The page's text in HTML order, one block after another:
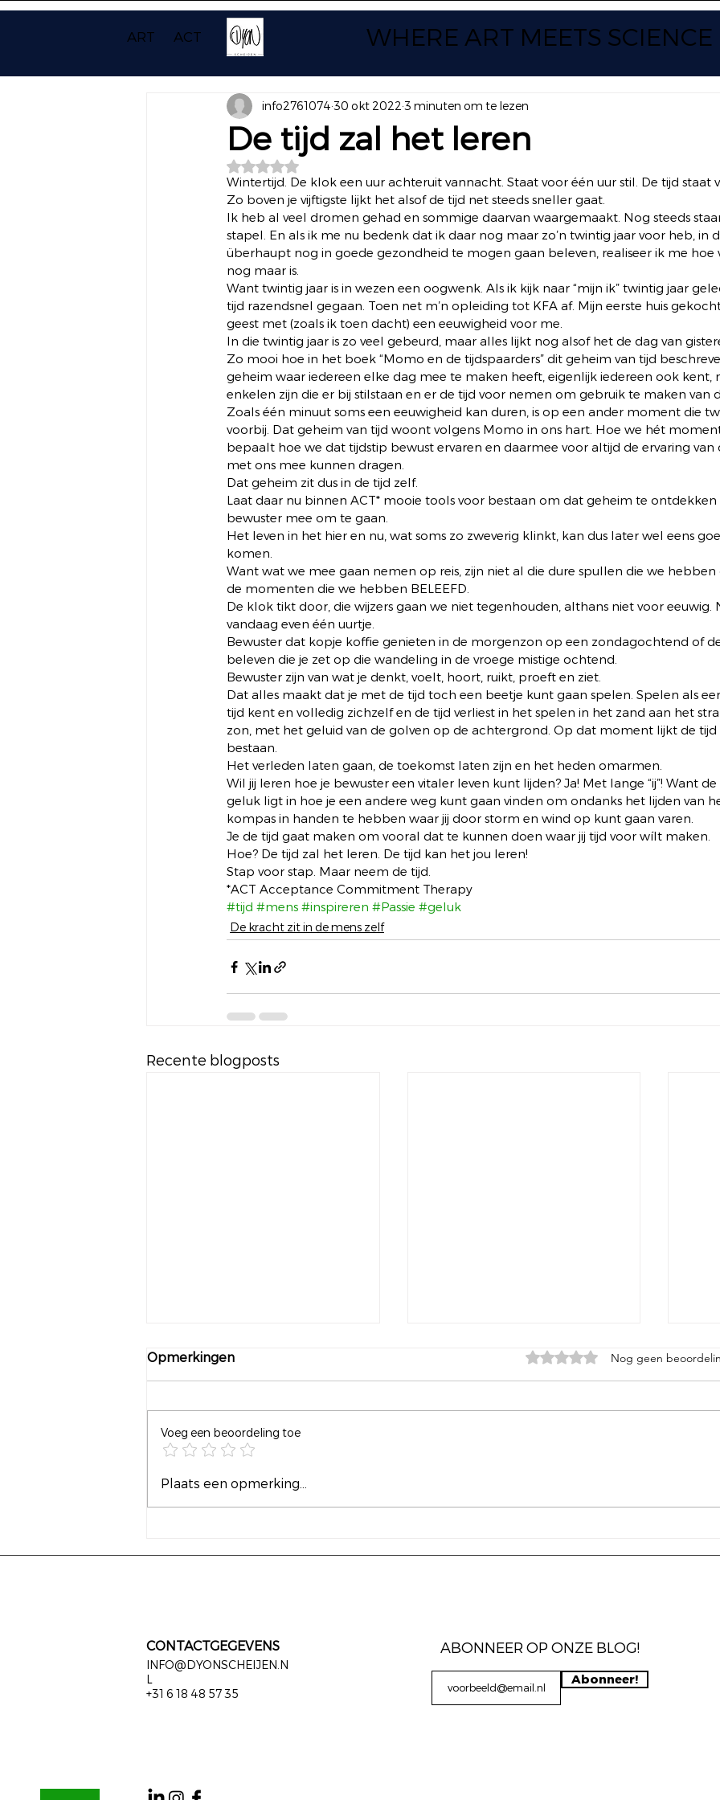
ART ACT WHERE ART MEETS SCIENCE
De tijd zal het leren
info2761074 30 okt 2022 3 minuten om te lezen
Beoordeeld met NaN uit 5 sterren.
Wintertijd. De klok een uur achteruit vannacht. Staat voor één uur stil. De tijd staat
Zo boven je vijftigste lijkt het alsof de tijd net steeds sneller gaat.
Ik heb al veel dromen gehad en sommige daarvan waargemaakt. Nog steeds
stapel. En als ik me nu bedenk dat ik daar nog maar zo’n twintig jaar voor heb, in
überhaupt nog in goede gezondheid te mogen gaan beleven, realiseer ik me hoe
nog maar is.
Want twintig jaar is in wezen een oogwenk. Als ik kijk naar “mijn ik” twintig jaar
tijd razendsnel gegaan. Toen net m’n opleiding tot KFA af. Mijn eerste huis
geest met (zoals ik toen dacht) een eeuwigheid voor me.
In die twintig jaar is zo veel gebeurd, maar alles lijkt nog alsof het de dag van
Zo mooi hoe in het boek “Momo en de tijdspaarders” dit geheim van tijd
geheim waar iedereen elke dag mee te maken heeft, eigenlijk iedereen ook kent,
enkelen zijn die er bij stilstaan en er de tijd voor nemen om gebruik te maken
Zoals één minuut soms een eeuwigheid kan duren, is op een ander moment die
voorbij. Dat geheim van tijd woont volgens Momo in ons hart. Hoe we hét
bepaalt hoe we dat tijdstip bewust ervaren en daarmee voor altijd de ervaring
met ons mee kunnen dragen.
Dat geheim zit dus in de tijd zelf.
Laat daar nu binnen ACT* mooie tools voor bestaan om dat geheim te
bewuster mee om te gaan.
Het leven in het hier en nu, wat soms zo zweverig klinkt, kan dus later wel eens
komen.
Want wat we mee gaan nemen op reis, zijn niet al die dure spullen die we
de momenten die we hebben BELEEFD.
De klok tikt door, die wijzers gaan we niet tegenhouden, althans niet voor
vandaag even één uurtje.
Bewuster dat kopje koffie genieten in de morgenzon op een zondagochtend of
beleven die je zet op die wandeling in de vroege mistige ochtend.
Bewuster zijn van wat je denkt, voelt, hoort, ruikt, proeft en ziet.
Dat alles maakt dat je met de tijd toch een beetje kunt gaan spelen. Spelen als
tijd kent en volledig zichzelf en de tijd verliest in het spelen in het zand aan het
zon, met het geluid van de golven op de achtergrond. Op dat moment lijkt de
bestaan.
Het verleden laten gaan, de toekomst laten zijn en het heden omarmen.
Wil jij leren hoe je bewuster een vitaler leven kunt lijden? Ja! Met lange “ij”! Want
geluk ligt in hoe je een andere weg kunt gaan vinden om ondanks het lijden van
kompas in handen te hebben waar jij door storm en wind op kunt gaan varen.
Je de tijd gaat maken om vooral dat te kunnen doen waar jij tijd voor wílt maken.
Hoe? De tijd zal het leren. De tijd kan het jou leren!
Stap voor stap. Maar neem de tijd.
*ACT Acceptance Commitment Therapy
#tijd #mens #inspireren #Passie #geluk
De kracht zit in de mens zelf
Recente blogposts
Vrijheid begint bij een
Opmerkingen Beoordeeld met 0 uit 5 sterren.
Nog geen
Voeg een beoordeling toe
Plaats een opmerking...
CONTACTGEGEVENS
INFO@DYONSCHEIJEN.N
L
+31 6 18 48 57 35
ABONNEER OP ONZE BLOG!
Abonneer!